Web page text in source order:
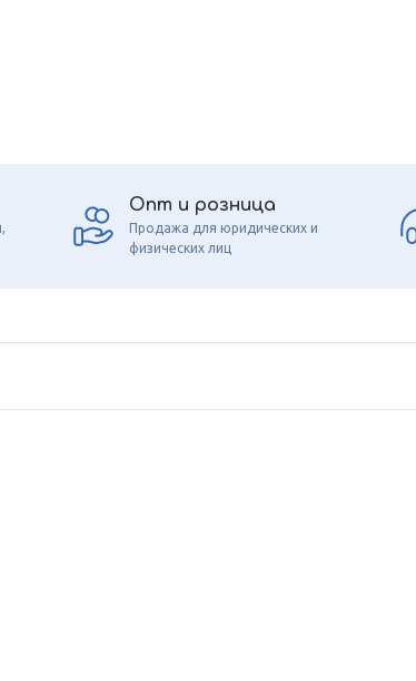
Опт и розница
Продажа для юридических и
физических лиц